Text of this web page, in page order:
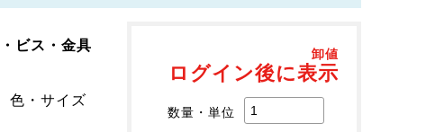
卸値
ログイン後に表示
数量・単位
ビス・金具
色・サイズ